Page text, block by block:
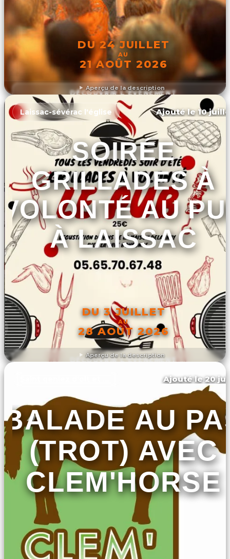
Aperçu de la description
DU 24 JUILLET
AU
21 AOÛT 2026
DÉCOUVRIR L'ÉVÉNEMENT
Aperçu de la description
Laissac-sévérac l'église Ajouté le 10
SOIRÉE
GRILLADES À
VOLONTÉ AU
À LAISSAC
DU 3 JUILLET
AU
28 AOÛT 2026
DÉCOUVRIR L'ÉVÉNEMENT
Ajouté le 20
BALADE AU
(TROT) AVEC
CLEM'HORSE